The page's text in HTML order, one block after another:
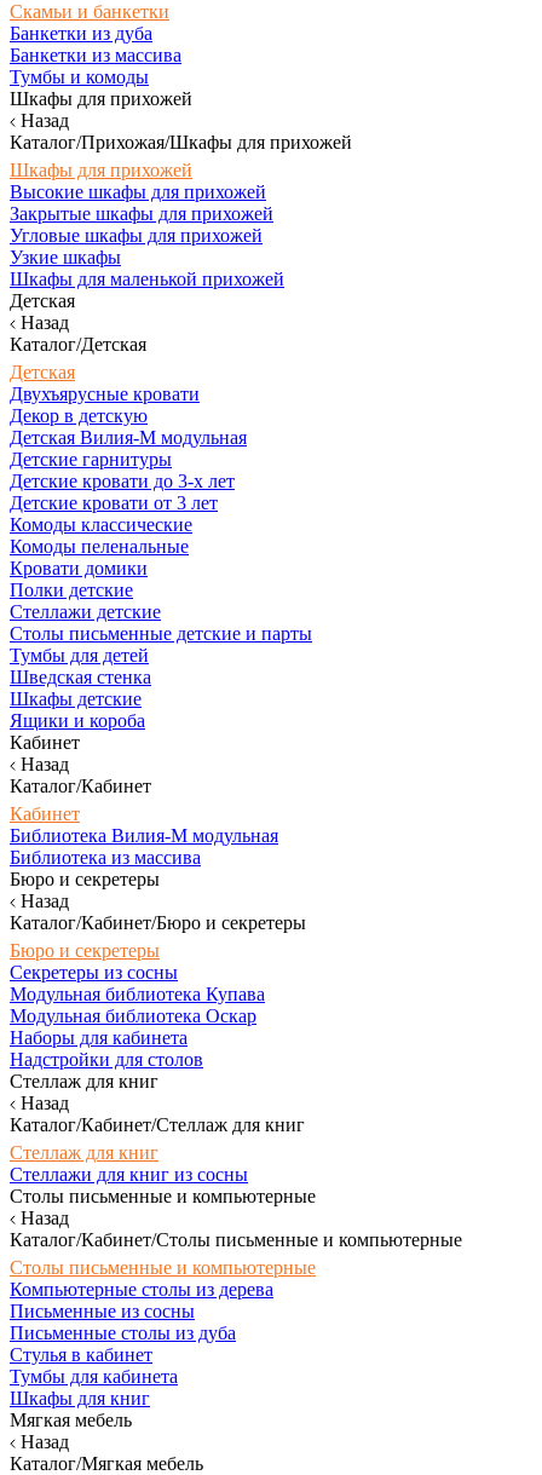
Скамьи и банкетки
Банкетки из дуба
Банкетки из массива
Тумбы и комоды
Шкафы для прихожей
Назад
Каталог/Прихожая/Шкафы для прихожей
Шкафы для прихожей
Высокие шкафы для прихожей
Закрытые шкафы для прихожей
Угловые шкафы для прихожей
Узкие шкафы
Шкафы для маленькой прихожей
Детская
Назад
Каталог/Детская
Детская
Двухъярусные кровати
Декор в детскую
Детская Вилия-М модульная
Детские гарнитуры
Детские кровати до 3-х лет
Детские кровати от 3 лет
Комоды классические
Комоды пеленальные
Кровати домики
Полки детские
Стеллажи детские
Столы письменные детские и парты
Тумбы для детей
Шведская стенка
Шкафы детские
Ящики и короба
Кабинет
Назад
Каталог/Кабинет
Кабинет
Библиотека Вилия-М модульная
Библиотека из массива
Бюро и секретеры
Назад
Каталог/Кабинет/Бюро и секретеры
Бюро и секретеры
Секретеры из сосны
Модульная библиотека Купава
Модульная библиотека Оскар
Наборы для кабинета
Надстройки для столов
Стеллаж для книг
Назад
Каталог/Кабинет/Стеллаж для книг
Стеллаж для книг
Стеллажи для книг из сосны
Столы письменные и компьютерные
Назад
Каталог/Кабинет/Столы письменные и компьютерные
Столы письменные и компьютерные
Компьютерные столы из дерева
Письменные из сосны
Письменные столы из дуба
Стулья в кабинет
Тумбы для кабинета
Шкафы для книг
Мягкая мебель
Назад
Каталог/Мягкая мебель